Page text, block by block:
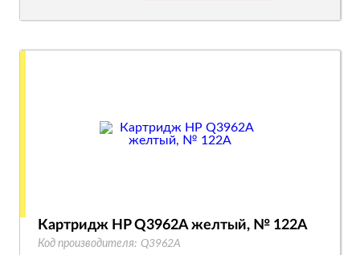
Картридж HP Q3962A желтый, № 122A
Код производителя: Q3962A